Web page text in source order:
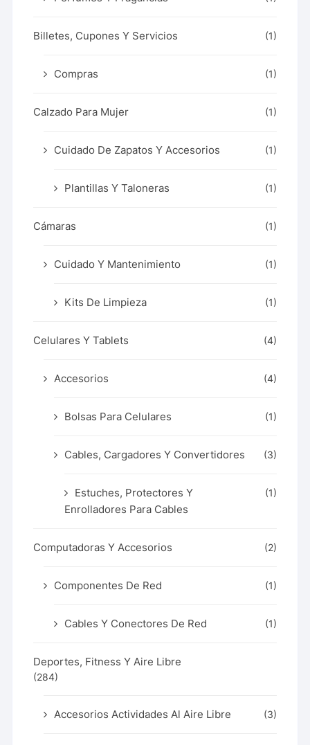
Billetes, Cupones Y Servicios (1)
Compras (1)
Calzado Para Mujer (1)
Cuidado De Zapatos Y Accesorios (1)
Plantillas Y Taloneras (1)
Cámaras (1)
Cuidado Y Mantenimiento (1)
Kits De Limpieza (1)
Celulares Y Tablets (4)
Accesorios (4)
Bolsas Para Celulares (1)
Cables, Cargadores Y Convertidores (3)
Estuches, Protectores Y
Enrolladores Para Cables
(1)
Computadoras Y Accesorios (2)
Componentes De Red (1)
Cables Y Conectores De Red (1)
Deportes, Fitness Y Aire Libre
(284)
Accesorios Actividades Al Aire Libre (3)